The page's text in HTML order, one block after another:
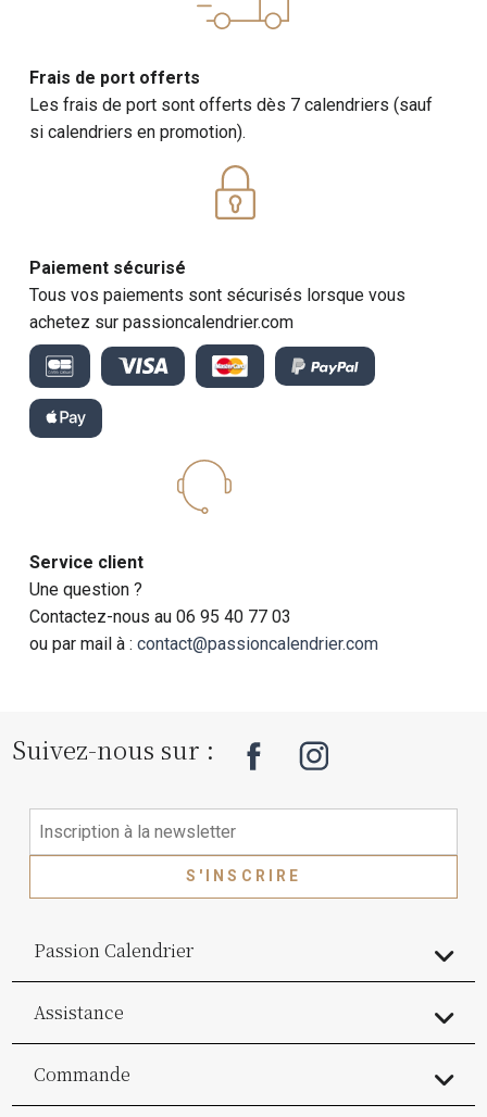
Frais de port offerts
Les frais de port sont offerts dès 7 calendriers (sauf
si calendriers en promotion).
Paiement sécurisé
Tous vos paiements sont sécurisés lorsque vous
achetez sur passioncalendrier.com
Service client
Une question ?
Contactez-nous au 06 95 40 77 03
ou par mail à :contact@passioncalendrier.com
Suivez-nous sur :
S'INSCRIRE
Passion Calendrier
Assistance
Commande